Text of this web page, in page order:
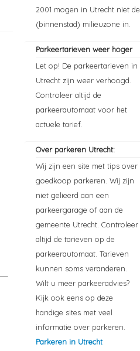
2001 mogen in Utrecht niet de
(binnenstad) milieuzone in.
Parkeertarieven weer hoger
Let op! De parkeertarieven in
Utrecht zijn weer verhoogd.
Controleer altijd de
parkeerautomaat voor het
actuele tarief.
Over parkeren Utrecht:
Wij zijn een site met tips over
goedkoop parkeren. Wij zijn
niet gelieerd aan een
parkeergarage of aan de
gemeente Utrecht. Controleer
altijd de tarieven op de
parkeerautomaat. Tarieven
kunnen soms veranderen.
Wilt u meer parkeeradvies?
Kijk ook eens op deze
handige sites met veel
informatie over parkeren.
Parkeren in Utrecht